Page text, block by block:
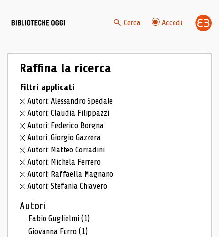
Cerca Accedi
Raffina la ricerca
Filtri applicati
Autori: Alessandro Spedale
Autori: Claudia Filippazzi
Autori: Federico Borgna
Autori: Giorgio Gazzera
Autori: Matteo Corradini
Autori: Michela Ferrero
Autori: Raffaella Magnano
Autori: Stefania Chiavero
Autori
Fabio Guglielmi(1)
Giovanna Ferro(1)